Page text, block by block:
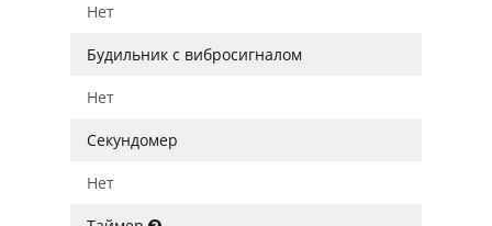
Нет
Будильник с вибросигналом
Нет
Секундомер
Нет